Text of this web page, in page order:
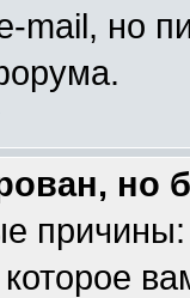
mail, но
но